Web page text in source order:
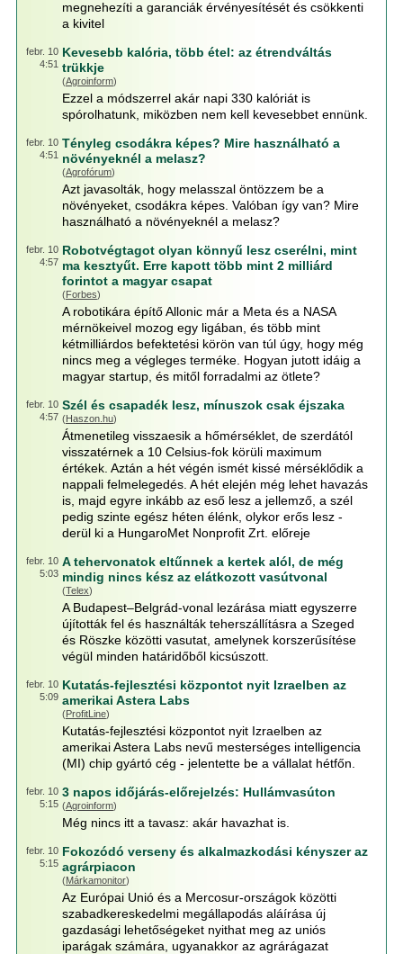
megnehezíti a garanciák érvényesítését és csökkenti
a kivitel
febr. 10
4:51
Kevesebb kalória, több étel: az étrendváltás
trükkje
(Agroinform)
Ezzel a módszerrel akár napi 330 kalóriát is
spórolhatunk, miközben nem kell kevesebbet ennünk.
febr. 10
4:51
Tényleg csodákra képes? Mire használható a
növényeknél a melasz?
(Agrofórum)
Azt javasolták, hogy melasszal öntözzem be a
növényeket, csodákra képes. Valóban így van? Mire
használható a növényeknél a melasz?
febr. 10
4:57
Robotvégtagot olyan könnyű lesz cserélni, mint
ma kesztyűt. Erre kapott több mint 2 milliárd
forintot a magyar csapat
(Forbes)
A robotikára építő Allonic már a Meta és a NASA
mérnökeivel mozog egy ligában, és több mint
kétmilliárdos befektetési körön van túl úgy, hogy még
nincs meg a végleges terméke. Hogyan jutott idáig a
magyar startup, és mitől forradalmi az ötlete?
febr. 10
4:57
Szél és csapadék lesz, mínuszok csak éjszaka
(Haszon.hu)
Átmenetileg visszaesik a hőmérséklet, de szerdától
visszatérnek a 10 Celsius-fok körüli maximum
értékek. Aztán a hét végén ismét kissé mérséklődik a
nappali felmelegedés. A hét elején még lehet havazás
is, majd egyre inkább az eső lesz a jellemző, a szél
pedig szinte egész héten élénk, olykor erős lesz -
derül ki a HungaroMet Nonprofit Zrt. előreje
febr. 10
5:03
A tehervonatok eltűnnek a kertek alól, de még
mindig nincs kész az elátkozott vasútvonal
(Telex)
A Budapest–Belgrád-vonal lezárása miatt egyszerre
újították fel és használták teherszállításra a Szeged
és Röszke közötti vasutat, amelynek korszerűsítése
végül minden határidőből kicsúszott.
febr. 10
5:09
Kutatás-fejlesztési központot nyit Izraelben az
amerikai Astera Labs
(ProfitLine)
Kutatás-fejlesztési központot nyit Izraelben az
amerikai Astera Labs nevű mesterséges intelligencia
(MI) chip gyártó cég - jelentette be a vállalat hétfőn.
febr. 10
5:15
3 napos időjárás-előrejelzés: Hullámvasúton
(Agroinform)
Még nincs itt a tavasz: akár havazhat is.
febr. 10
5:15
Fokozódó verseny és alkalmazkodási kényszer az
agrárpiacon
(Márkamonitor)
Az Európai Unió és a Mercosur-országok közötti
szabadkereskedelmi megállapodás aláírása új
gazdasági lehetőségeket nyithat meg az uniós
iparágak számára, ugyanakkor az agrárágazat